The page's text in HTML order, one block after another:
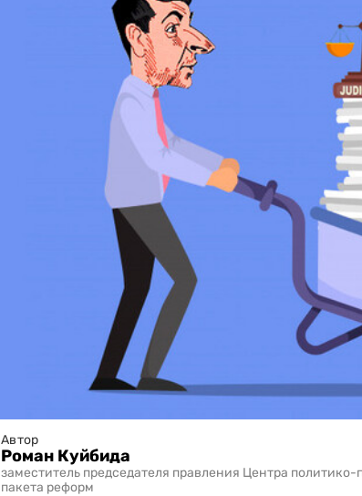
Автор
Роман Куйбида
заместитель председателя правления Центра
пакета реформ